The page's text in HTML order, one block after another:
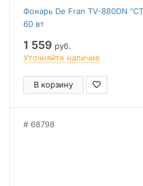
Фонарь De Fran TV-880DN
60 вт
1 559 руб.
Уточняйте наличие
В корзину
68798